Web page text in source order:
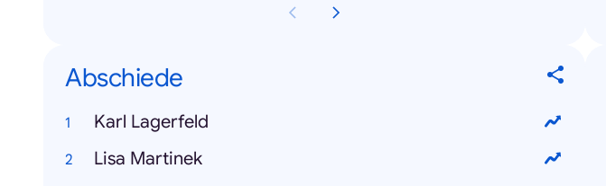
Abschiede
Karl Lagerfeld
Lisa Martinek